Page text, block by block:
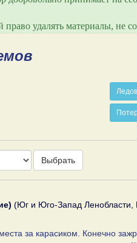
право удалять материалы,
Выбрать
(Юг и Юго-Запад Ленобласти,
за карасиком. Конечно